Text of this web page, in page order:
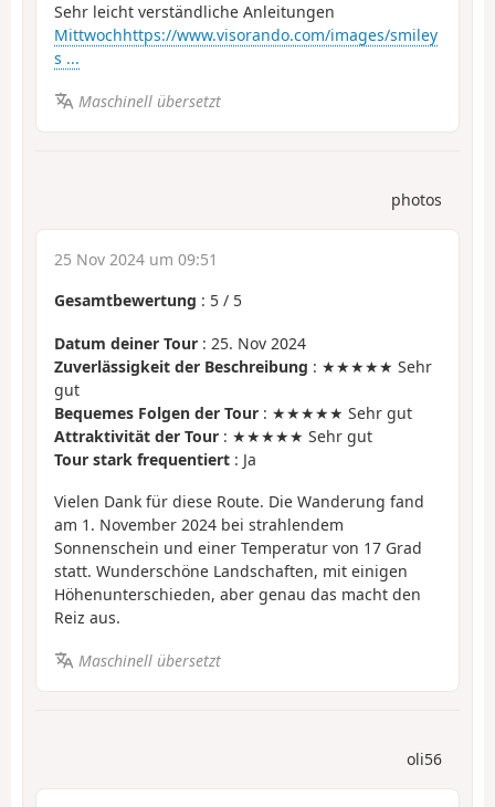
Sehr leicht verständliche Anleitungen
Mittwochhttps://www.visorando.com/images/smiley
s ...
Maschinell übersetzt
photos
25 Nov 2024 um 09:51
Gesamtbewertung : 5 / 5
Datum deiner Tour : 25. Nov 2024
Zuverlässigkeit der Beschreibung : ★★★★★ Sehr
gut
Bequemes Folgen der Tour : ★★★★★ Sehr gut
Attraktivität der Tour : ★★★★★ Sehr gut
Tour stark frequentiert : Ja
Vielen Dank für diese Route. Die Wanderung fand
am 1. November 2024 bei strahlendem
Sonnenschein und einer Temperatur von 17 Grad
statt. Wunderschöne Landschaften, mit einigen
Höhenunterschieden, aber genau das macht den
Reiz aus.
Maschinell übersetzt
oli56